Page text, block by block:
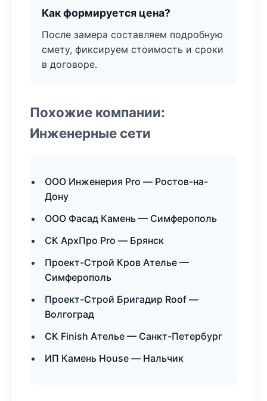
Как формируется цена?
После замера составляем подробную
смету, фиксируем стоимость и сроки
в договоре.
Похожие компании:
Инженерные сети
ООО Инженерия Pro — Ростов-на-
Дону
ООО Фасад Камень — Симферополь
СК АрхПро Pro — Брянск
Проект-Строй Кров Ателье —
Симферополь
Проект-Строй Бригадир Roof —
Волгоград
СК Finish Ателье — Санкт-Петербург
ИП Камень House — Нальчик